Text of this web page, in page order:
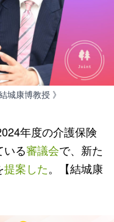
城康博教授 》
年度の介護保険
いる審議会で、新た
提案した。【結城康